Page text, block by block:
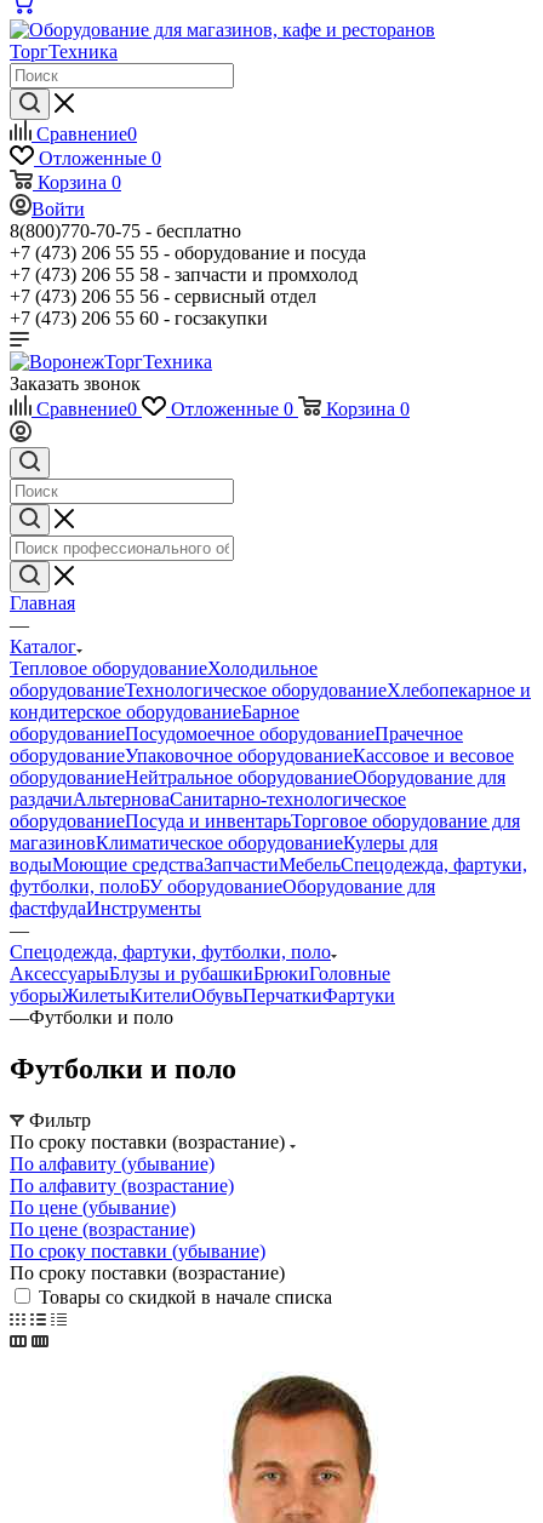
Сравнение0
Отложенные 0
Корзина 0
Войти
8(800)770-70-75 - бесплатно
+7 (473) 206 55 55 - оборудование и посуда
+7 (473) 206 55 58 - запчасти и промхолод
+7 (473) 206 55 56 - сервисный отдел
+7 (473) 206 55 60 - госзакупки
Заказать звонок
Сравнение0 Отложенные 0 Корзина 0
Главная
—
Каталог
Тепловое оборудованиеХолодильное
оборудованиеТехнологическое оборудованиеХлебопекарное и
кондитерское оборудованиеБарное
оборудованиеПосудомоечное оборудованиеПрачечное
оборудованиеУпаковочное оборудованиеКассовое и весовое
оборудованиеНейтральное оборудованиеОборудование для
раздачиАльтерноваСанитарно-технологическое
оборудованиеПосуда и инвентарьТорговое оборудование для
магазиновКлиматическое оборудованиеКулеры для
водыМоющие средстваЗапчастиМебельСпецодежда, фартуки,
футболки, полоБУ оборудованиеОборудование для
фастфудаИнструменты
—
Спецодежда, фартуки, футболки, поло
АксессуарыБлузы и рубашкиБрюкиГоловные
уборыЖилетыКителиОбувьПерчаткиФартуки
—Футболки и поло
Футболки и поло
Фильтр
По сроку поставки (возрастание)
По алфавиту (убывание)
По алфавиту (возрастание)
По цене (убывание)
По цене (возрастание)
По сроку поставки (убывание)
По сроку поставки (возрастание)
Товары со скидкой в начале списка